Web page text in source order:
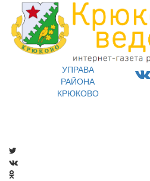
УПРАВА
РАЙОНА
КРЮКОВО